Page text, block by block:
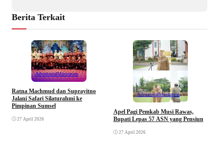
Berita Terkait
AdvertorialMusirawas
Ratna Machmud dan Suprayitno
Jalani Safari Silaturahmi ke
Pimpinan Sumsel
27 April 2026
AdvertorialMusirawas
Apel Pagi Pemkab Musi Rawas,
Bupati Lepas 57 ASN yang Pensiun
27 April 2026